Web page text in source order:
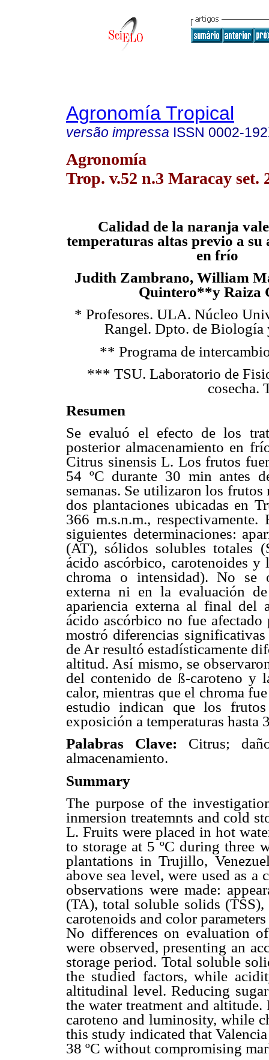
Agronomía Tropical
versão impressa ISSN 0002-
Agronomía
Trop. v.52 n.3 Maracay set.
Calidad de la naranja
temperaturas altas previo a su
en frío
Judith Zambrano, William
Quintero**y Raiza
* Profesores. ULA. Núcleo
Rangel. Dpto. de Biología
** Programa de
*** TSU. Laboratorio de
cosecha.
Resumen
Se evaluó el efecto de los
posterior almacenamiento en
Citrus sinensis L. Los frutos
54 ºC durante 30 min antes
semanas. Se utilizaron los
dos plantaciones ubicadas en
366 m.s.n.m.,
siguientes determinaciones:
(AT), sólidos solubles totales
ácido ascórbico, carotenoides
chroma o intensidad). No se
externa ni en la evaluación
apariencia externa al final del
ácido ascórbico no fue
mostró diferencias
de Ar resultó estadísticamente
altitud. Así mismo, se
del contenido de ß-caroteno y
calor, mientras que el chroma
estudio indican que los
exposición a temperaturas hasta
Palabras Clave: Citrus;
almacenamiento.
Summary
The purpose of the
inmersion treatemnts and cold
L. Fruits were placed in hot
to storage at 5 ºC during three
plantations in Trujillo,
above sea level, were used as
observations were made:
(TA), total soluble solids (TSS),
carotenoids and color
No differences on evaluation
were observed, presenting an
storage period. Total soluble
the studied factors, while
altitudinal level. Reducing
the water treatment and
caroteno and luminosity, while
this study indicated that
38 ºC without compromising